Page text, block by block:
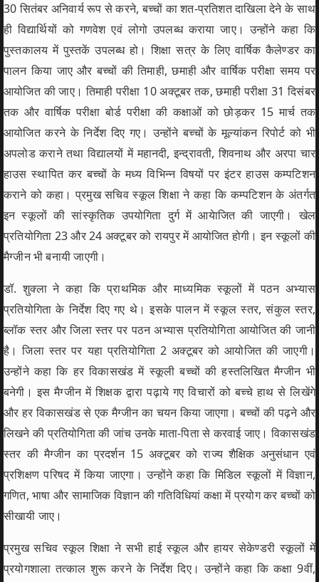
30 सितंबर अनिवार्य रूप से करने, बच्चों का शत-प्रतिशत दाखिला देने के साथ
ही विद्यार्थियों को गणवेश एवं लोगो उपलब्ध कराया जाए। उन्होंने कहा कि
पुस्तकालय में पुस्तकें उपलब्ध हो। शिक्षा सत्र के लिए वार्षिक कैलेण्डर का
पालन किया जाए और बच्चों की तिमाही, छमाही और वार्षिक परीक्षा समय पर
आयोजित की जाए। तिमाही परीक्षा 10 अक्टूबर तक, छमाही परीक्षा 31 दिसंबर
तक और वार्षिक परीक्षा बोर्ड परीक्षा की कक्षाओं को छोड़कर 15 मार्च तक
आयोजित करने के निर्देश दिए गए। उन्होंने बच्चों के मूल्यांकन रिपोर्ट को भी
अपलोड कराने तथा विद्यालयों में महानदी, इन्द्रावती, शिवनाथ और अरपा चार
हाउस स्थापित कर बच्चों के मध्य विभिन्न विषयों पर इंटर हाउस कम्पटिशन
कराने को कहा। प्रमुख सचिव स्कूल शिक्षा ने कहा कि कम्पटिशन के अंतर्गत
इन स्कूलों की सांस्कृतिक उपयोगिता दुर्ग में आयेाजित की जाएगी। खेल
प्रतियोगिता 23 और 24 अक्टूबर को रायपुर में आयोजित होगी। इन स्कूलों की
मैग्जीन भी बनायी जाएगी।
डॉ. शुक्ला ने कहा कि प्राथमिक और माध्यमिक स्कूलों में पठन अभ्यास
प्रतियोगिता के निर्देश दिए गए थे। इसके पालन में स्कूल स्तर, संकुल स्तर,
ब्लॉक स्तर और जिला स्तर पर पठन अभ्यास प्रतियोगिता आयोजित की जानी
है। जिला स्तर पर यहा प्रतियोगिता 2 अक्टूबर को आयोजित की जाएगी।
उन्होंने कहा कि हर विकासखंड में स्कूली बच्चों की हस्तलिखित मैग्जीन भी
बनेगी। इस मैग्जीन में शिक्षक द्वारा पढ़ाये गए विचारों को बच्चे हाथ से लिखेंगे
और हर विकासखंड से एक मैग्जीन का चयन किया जाएगा। बच्चों की पढ़ने और
लिखने की प्रतियोगिता की जांच उनके माता-पिता से करवाई जाए। विकासखंड
स्तर की मैग्जीन का प्रदर्शन 15 अक्टूबर को राज्य शैक्षिक अनुसंधान एवं
प्रशिक्षण परिषद में किया जाएगा। उन्होंने कहा कि मिडिल स्कूलों में विज्ञान,
गणित, भाषा और सामाजिक विज्ञान की गतिविधियां कक्षा में प्रयोग कर बच्चों को
सीखायी जाए।
प्रमुख सचिव स्कूल शिक्षा ने सभी हाई स्कूल और हायर सेकेण्डरी स्कूलों में
प्रयोगशाला तत्काल शुरू करने के निर्देश दिए। उन्होंने कहा कि कक्षा 9वीं,